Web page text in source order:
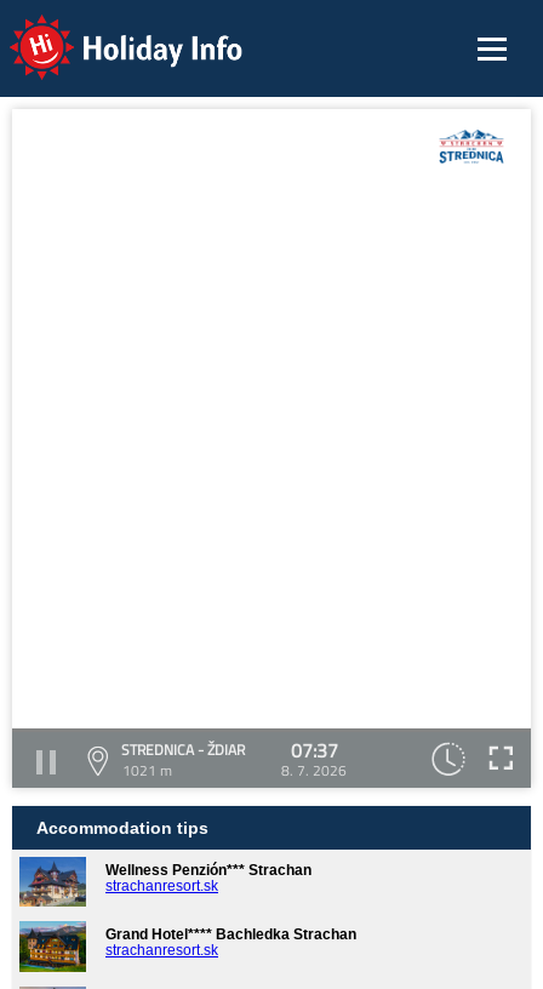
Holiday Info
STREDNICA - ŽDIAR
1021 m
07:37
8. 7. 2026
Accommodation tips
Wellness Penzión*** Strachan
strachanresort.sk
Grand Hotel**** Bachledka Strachan
strachanresort.sk